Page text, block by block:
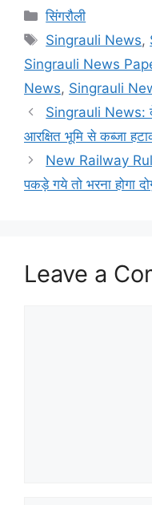
Categories
सिंगरौली
Tags
Singrauli News,
Singrauli News
News, Singrauli
Singrauli News:
आरक्षित भूमि से कब्जा
New Railway
पकड़े गये तो भरना होगा
Leave a